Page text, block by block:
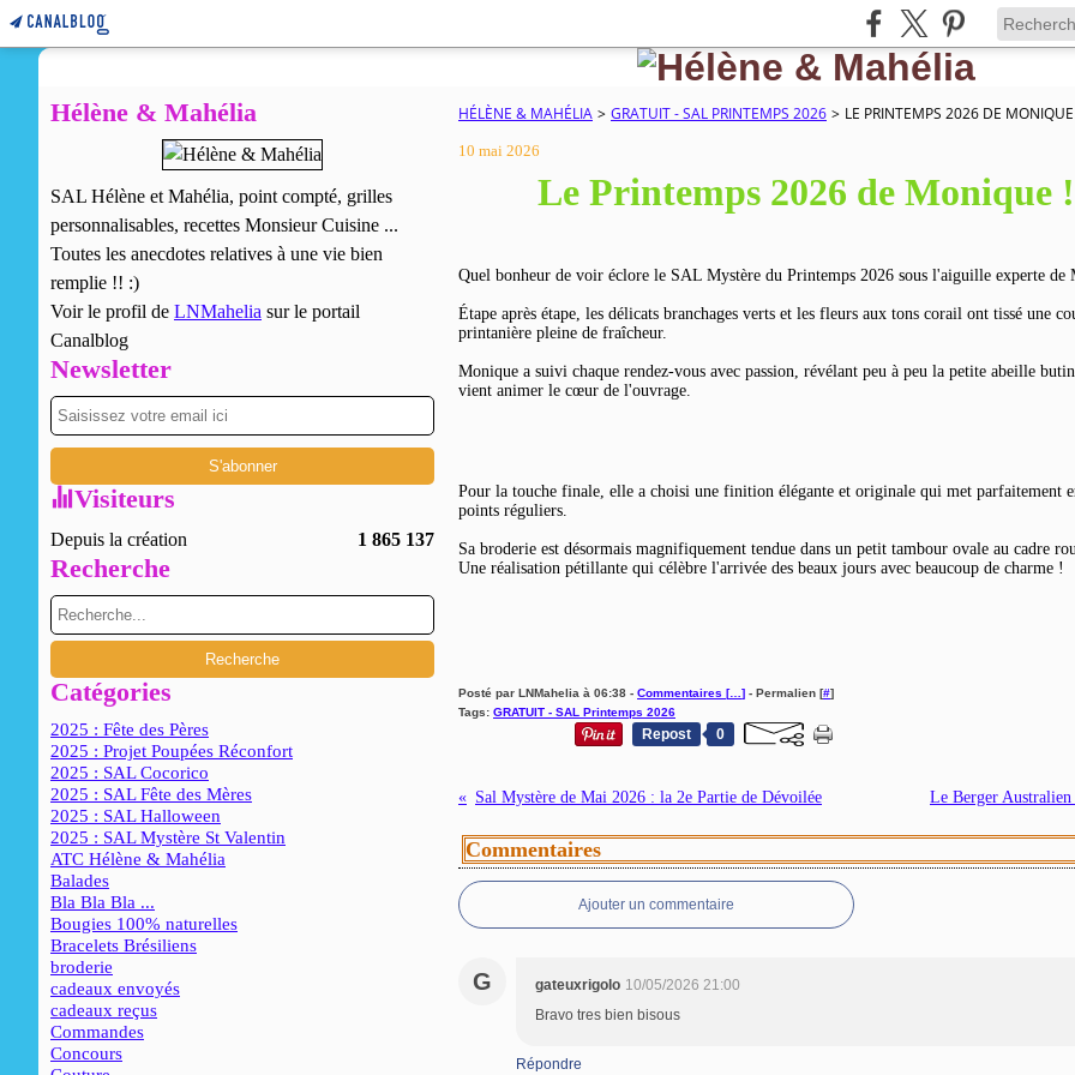
Hélène & Mahélia
SAL Hélène et Mahélia, point compté, grilles
personnalisables, recettes Monsieur Cuisine ...
Toutes les anecdotes relatives à une vie bien
remplie !! :)
Voir le profil de LNMahelia sur le portail
Canalblog
Newsletter
Visiteurs
Depuis la création 1 865 137
Recherche
Catégories
2025 : Fête des Pères
2025 : Projet Poupées Réconfort
2025 : SAL Cocorico
2025 : SAL Fête des Mères
2025 : SAL Halloween
2025 : SAL Mystère St Valentin
ATC Hélène & Mahélia
Balades
Bla Bla Bla ...
Bougies 100% naturelles
Bracelets Brésiliens
broderie
cadeaux envoyés
cadeaux reçus
Commandes
Concours
HÉLÈNE & MAHÉLIA > GRATUIT - SAL PRINTEMPS 2026 > LE PRINTEMPS 2026 DE
10 mai 2026
Le Printemps 2026 de Monique !
Quel bonheur de voir éclore le SAL Mystère du Printemps 2026 sous l'aiguille experte de
Étape après étape, les délicats branchages verts et les fleurs aux tons corail ont tissé une
printanière pleine de fraîcheur.
Monique a suivi chaque rendez-vous avec passion, révélant peu à peu la petite abeille
vient animer le cœur de l'ouvrage.
Pour la touche finale, elle a choisi une finition élégante et originale qui met parfaitement
points réguliers.
Sa broderie est désormais magnifiquement tendue dans un petit tambour ovale au cadre
Une réalisation pétillante qui célèbre l'arrivée des beaux jours avec beaucoup de charme !
Posté par LNMahelia à 06:38 - Commentaires [… ] - Permalien [#]
Tags: GRATUIT - SAL Printemps 2026
Repost 0
Sal Mystère de Mai 2026 : la 2e Partie de Dévoilée Le Berger
Commentaires
Ajouter un commentaire
G gateuxrigolo 10/05/2026 21:00
Bravo tres bien bisous
Répondre